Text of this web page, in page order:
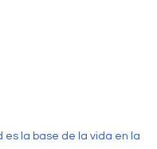
es la base de la vida en la